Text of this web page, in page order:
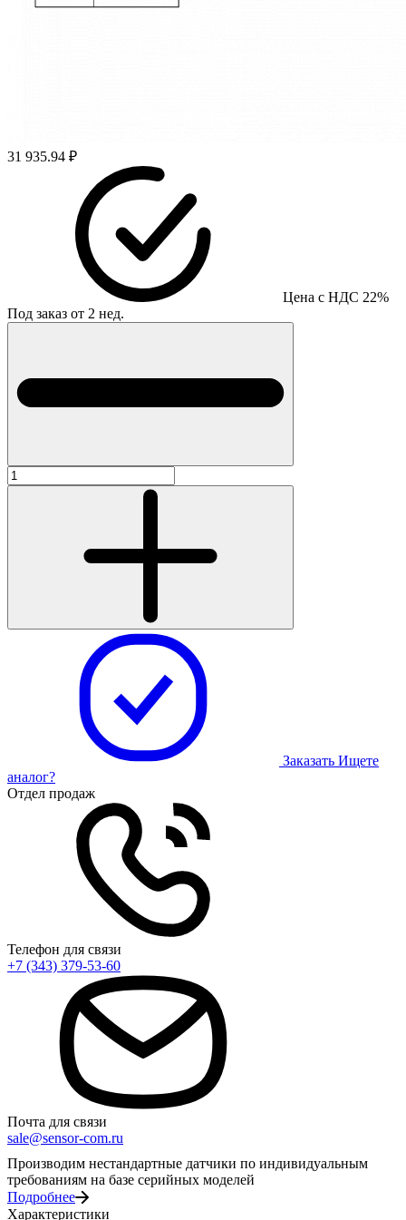
31 935.94 ₽
Цена с НДС 22%
Под заказ от 2 нед.
Заказать Ищете
аналог?
Отдел продаж
Телефон для связи
+7 (343) 379-53-60
Почта для связи
sale@sensor-com.ru
Производим нестандартные датчики по индивидуальным
требованиям на базе серийных моделей
Подробнее
Характеристики